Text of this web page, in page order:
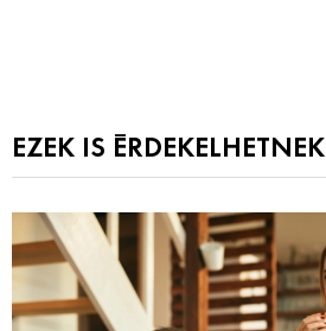
EZEK IS ÉRDEKELHETNEK